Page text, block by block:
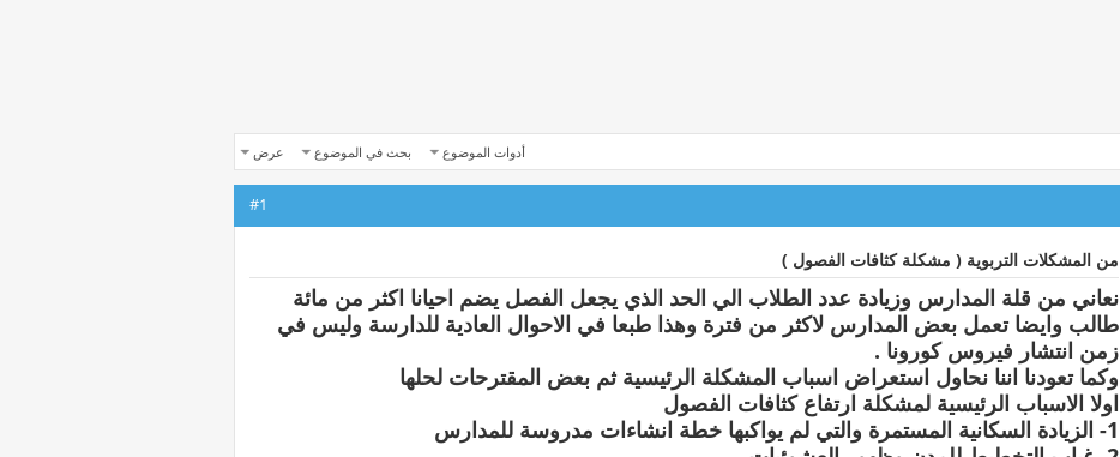
أدوات الموضوع بحث في الموضوع عرض
#1
من المشكلات التربوية ( مشكلة كثافات الفصول )
نعاني من قلة المدارس وزيادة عدد الطلاب الي الحد الذي يجعل الفصل يضم احيانا اكثر من مائة
طالب وايضا تعمل بعض المدارس لاكثر من فترة وهذا طبعا في الاحوال العادية للدارسة وليس في
زمن انتشار فيروس كورونا .
وكما تعودنا اننا نحاول استعراض اسباب المشكلة الرئيسية ثم بعض المقترحات لحلها
اولا الاسباب الرئيسية لمشكلة ارتفاع كثافات الفصول
1- الزيادة السكانية المستمرة والتي لم يواكبها خطة انشاءات مدروسة للمدارس